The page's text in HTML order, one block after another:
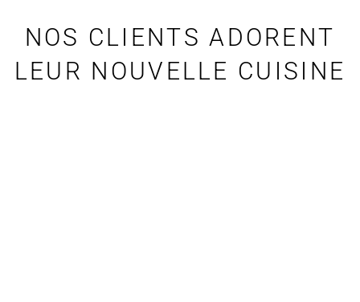
NOS CLIENTS ADORENT
LEUR NOUVELLE CUISINE